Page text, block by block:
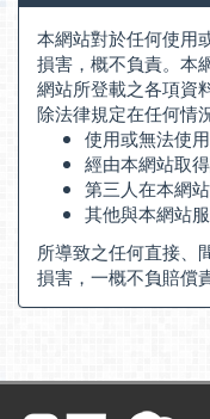
本網站對於任何使用
損害，概不負責。本
網站所登載之各項資
除法律規定在任何情
使用或無法使
經由本網站取
第三人在本網
其他與本網站
所導致之任何直接、
損害，一概不負賠償